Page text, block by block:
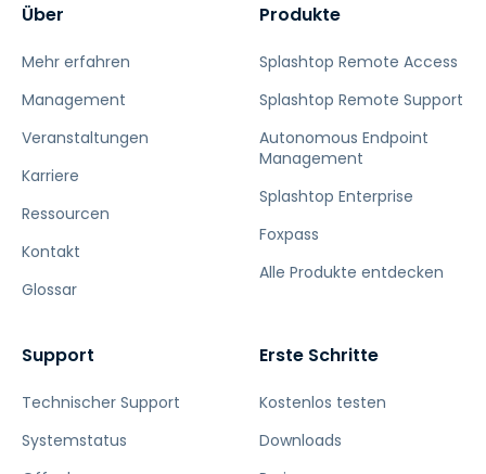
Über
Mehr erfahren
Management
Veranstaltungen
Karriere
Ressourcen
Kontakt
Glossar
Produkte
Splashtop Remote Access
Splashtop Remote Support
Autonomous Endpoint
Management
Splashtop Enterprise
Foxpass
Alle Produkte entdecken
Support
Technischer Support
Systemstatus
Erste Schritte
Kostenlos testen
Downloads